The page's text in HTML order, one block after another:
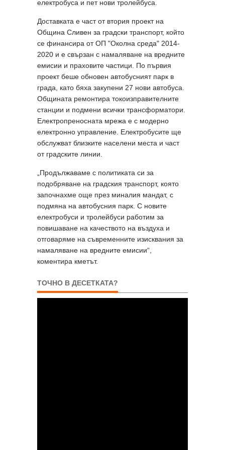
електробуса и пет нови тролейбуса.
Доставката е част от втория проект на
Община Сливен за градски транспорт, който
се финансира от ОП "Околна среда" 2014-
2020 и е свързан с намаляване на вредните
емисии и праховите частици. По първия
проект беше обновен автобусният парк в
града, като бяха закупени 27 нови автобуса.
Общината ремонтира токоизправителните
станции и подмени всички трансформатори.
Електропреносната мрежа е с модерно
електронно управление. Електробусите ще
обслужват близките населени места и част
от градските линии.
„Продължаваме с политиката си за
подобряване на градския транспорт, която
започнахме още през миналия мандат, с
подмяна на автобусния парк. С новите
електробуси и тролейбуси работим за
повишаване на качеството на въздуха и
отговаряме на съвременните изисквания за
намаляване на вредните емисии“,
коментира кметът.
ТОЧНО В ДЕСЕТКАТА?